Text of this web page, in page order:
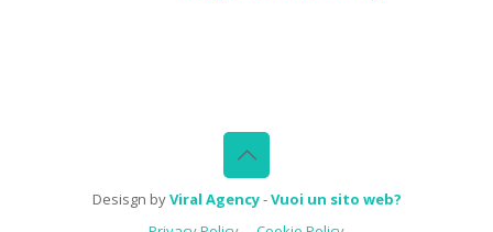
Desisgn byViral Agency-Vuoi un sito web?